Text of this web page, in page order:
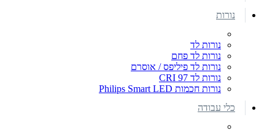
נורות
נורות לד
נורות לד פחם
נורות לד פיליפס / אוסרם
נורות לד CRI 97
נורות חכמות Philips Smart LED
כלי עבודה